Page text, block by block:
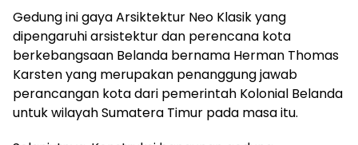
Gedung ini gaya Arsiktektur Neo Klasik yang
dipengaruhi arsistektur dan perencana kota
berkebangsaan Belanda bernama Herman Thomas
Karsten yang merupakan penanggung jawab
perancangan kota dari pemerintah Kolonial Belanda
untuk wilayah Sumatera Timur pada masa itu.